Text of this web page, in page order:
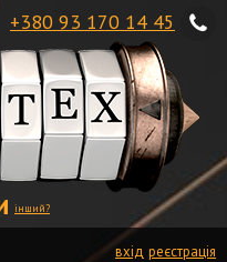
+380 93 170 14 45
інший?
вхід реєстрація